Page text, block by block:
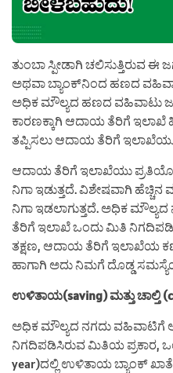
ತುಂಬಾ ಸ್ಪೀಡಾಗಿ ಚಲಿಸುತ್ತಿರುವ ಈ
ಅಥವಾ ಬ್ಯಾಂಕ್‌ನಿಂದ ಹಣದ
ಅಧಿಕ ಮೌಲ್ಯದ ಹಣದ ವಹಿವಾಟು
ಕಾರಣಕ್ಕಾಗಿ ಆದಾಯ ತೆರಿಗೆ ಇಲಾಖೆ
ತಪ್ಪಿಸಲು ಆದಾಯ ತೆರಿಗೆ
ಆದಾಯ ತೆರಿಗೆ ಇಲಾಖೆಯು
ನಿಗಾ ಇಡುತ್ತದೆ. ವಿಶೇಷವಾಗಿ
ನಿಗಾ ಇಡಲಾಗುತ್ತದೆ. ಅಧಿಕ
ತೆರಿಗೆ ಇಲಾಖೆ ಒಂದು ಮಿತಿ
ತಕ್ಷಣ, ಆದಾಯ ತೆರಿಗೆ ಇಲಾಖೆಯ
ಹಾಗಾಗಿ ಅದು ನಿಮಗೆ ದೊಡ್ಡ
ಉಳಿತಾಯ(saving) ಮತ್ತು ಚಾಲ್ತಿ
ಅಧಿಕ ಮೌಲ್ಯದ ನಗದು ವಹಿವಾಟಿಗೆ
ನಿಗದಿಪಡಿಸಿರುವ ಮಿತಿಯ ಪ್ರಕಾರ,
year)ದಲ್ಲಿ ಉಳಿತಾಯ ಬ್ಯಾಂಕ್